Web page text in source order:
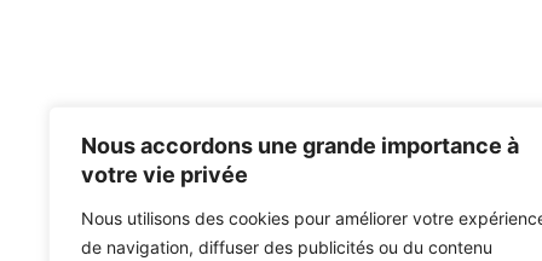
Nous accordons une grande importance à
votre vie privée
Nous utilisons des cookies pour améliorer votre
de navigation, diffuser des publicités ou du contenu